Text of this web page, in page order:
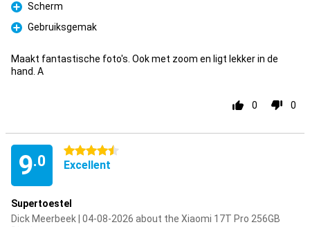
Pro
Scherm
Pro
Gebruiksgemak
Maakt fantastische foto's. Ook met zoom en ligt lekker in de
hand. A
0 0
9.0
4.5 stars
Excellent
Supertoestel
Dick Meerbeek | 04-08-2026 about the Xiaomi 17T Pro 256GB